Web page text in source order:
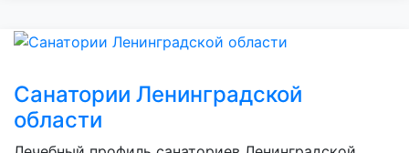
Санатории Ленинградской
области